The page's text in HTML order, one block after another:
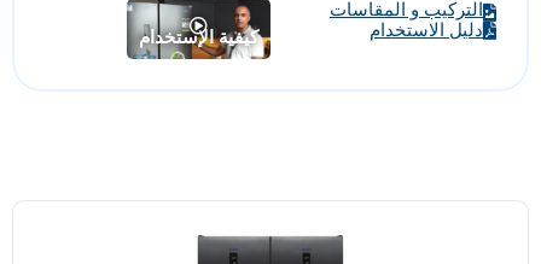
• استانلس مقاوم للصدأ
• الابعاد : 120*65*186سم (العرض* العمق * الارتفاع)
التركيب و المقاسات
دليل الاستخدام
كيفية الإستخدام